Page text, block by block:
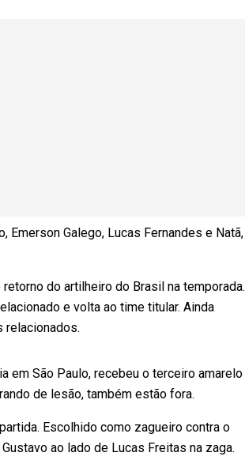
Emerson Galego, Lucas Fernandes e Natã,
do artilheiro do Brasil na temporada.
e volta ao time titular. Ainda
relacionados.
em São Paulo, recebeu o terceiro amarelo
de lesão, também estão fora.
Escolhido como zagueiro contra o
ao lado de Lucas Freitas na zaga.